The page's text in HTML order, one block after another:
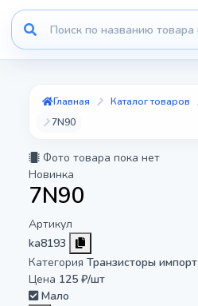
Главная Каталог товаров
7N90
Фото товара пока нет
Новинка
7N90
Артикул
ka8193
Категория Транзисторы импорт
Цена 125 ₽/шт
Мало